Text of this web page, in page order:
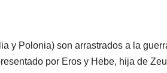
y Polonia) son arrastrados a la
por Eros y Hebe, hija de